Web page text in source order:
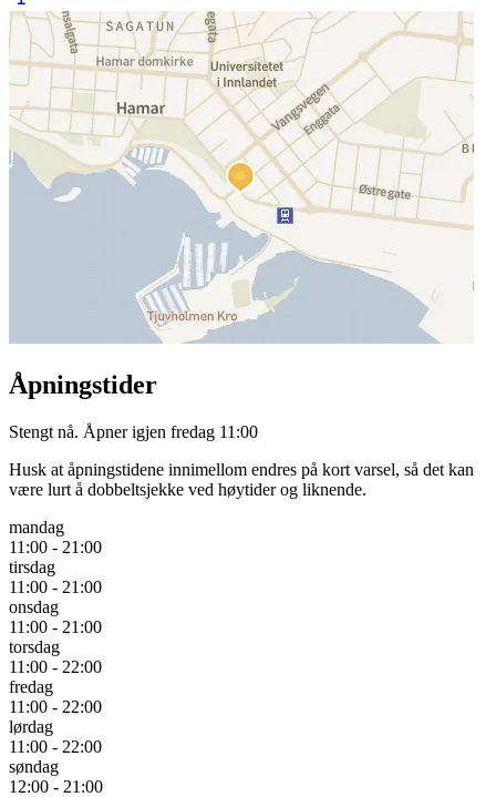
Åpningstider
Stengt nå. Åpner igjen fredag 11:00
Husk at åpningstidene innimellom endres på kort varsel, så det kan
være lurt å dobbeltsjekke ved høytider og liknende.
mandag
11:00 - 21:00
tirsdag
11:00 - 21:00
onsdag
11:00 - 21:00
torsdag
11:00 - 22:00
fredag
11:00 - 22:00
lørdag
11:00 - 22:00
søndag
12:00 - 21:00